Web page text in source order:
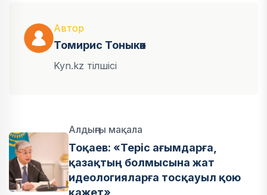
Автор
Томирис Тоныкөк
Kyn.kz тілшісі
Алдыңғы мақала
Тоқаев: «Теріс ағымдарға,
қазақтың болмысына жат
идеологияларға тосқауыл қою
қажет»